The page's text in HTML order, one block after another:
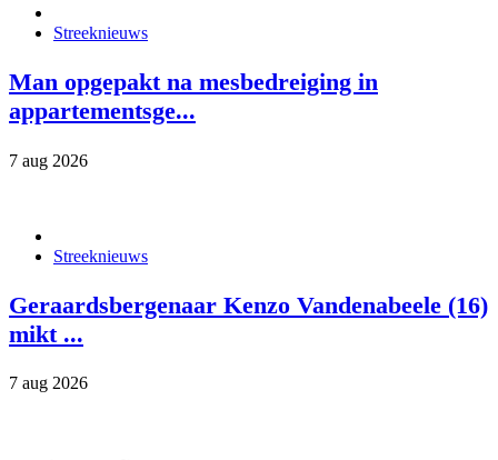
Streeknieuws
Man opgepakt na mesbedreiging in
appartementsge...
7 aug 2026
Streeknieuws
Geraardsbergenaar Kenzo Vandenabeele (16)
mikt ...
7 aug 2026